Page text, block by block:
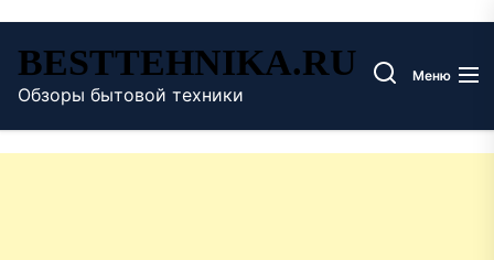
содержимому
BESTTEHNIKA.RU
Обзоры бытовой техники
Меню